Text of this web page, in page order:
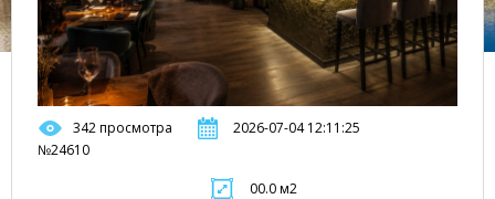
342 просмотра
2026-07-04 12:11:25
№24610
00.0 м2